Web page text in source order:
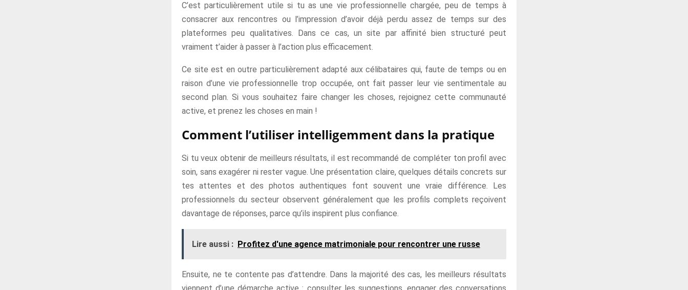
C’est particulièrement utile si tu as une vie professionnelle chargée, peu de temps à
consacrer aux rencontres ou l’impression d’avoir déjà perdu assez de temps sur des
plateformes peu qualitatives. Dans ce cas, un site par affinité bien structuré peut
vraiment t’aider à passer à l’action plus efficacement.
Ce site est en outre particulièrement adapté aux célibataires qui, faute de temps ou en
raison d’une vie professionnelle trop occupée, ont fait passer leur vie sentimentale au
second plan. Si vous souhaitez faire changer les choses, rejoignez cette communauté
active, et prenez les choses en main !
Comment l’utiliser intelligemment dans la pratique
Si tu veux obtenir de meilleurs résultats, il est recommandé de compléter ton profil avec
soin, sans exagérer ni rester vague. Une présentation claire, quelques détails concrets sur
tes attentes et des photos authentiques font souvent une vraie différence. Les
professionnels du secteur observent généralement que les profils complets reçoivent
davantage de réponses, parce qu’ils inspirent plus confiance.
Lire aussi : Profitez d'une agence matrimoniale pour rencontrer une russe
Ensuite, ne te contente pas d’attendre. Dans la majorité des cas, les meilleurs résultats